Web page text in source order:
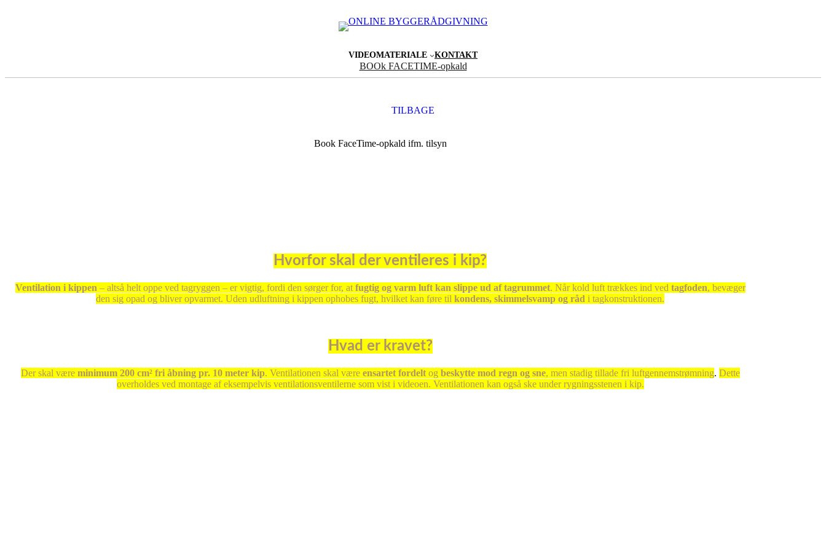
VIDEOMATERIALE KONTAKT
BOOk FACETIME-opkald
TILBAGE
Book FaceTime-opkald ifm. tilsyn
Hvorfor skal der ventileres i kip?
Ventilation i kippen – altså helt oppe ved tagryggen – er vigtig, fordi den sørger for, at fugtig og varm luft kan slippe ud af tagrummet. Når kold luft trækkes ind ved tagfoden, bevæger
den sig opad og bliver opvarmet. Uden udluftning i kippen ophobes fugt, hvilket kan føre tilkondens, skimmelsvamp og råd i tagkonstruktionen.
Hvad er kravet?
Der skal være minimum 200 cm² fri åbning pr. 10 meter kip. Ventilationen skal være ensartet fordeltog beskytte mod regn og sne, men stadig tillade fri luftgennemstrømning. Dette
overholdes ved montage af eksempelvis ventilationsventilerne som vist i videoen. Ventilationen kan også ske under rygningsstenen i kip.